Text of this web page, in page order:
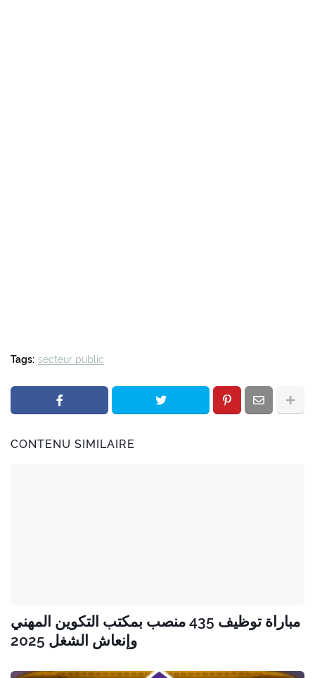
Tags: secteur public
CONTENU SIMILAIRE
مباراة توظيف 435 منصب بمكتب التكوين المهني
وإنعاش الشغل 2025